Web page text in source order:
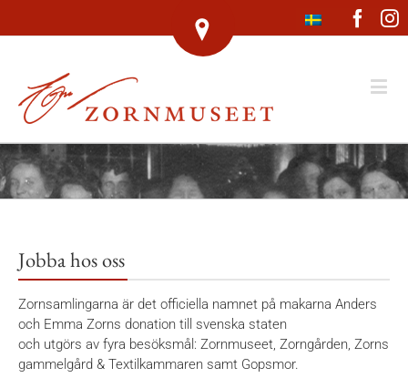
Jobba hos oss
Zornsamlingarna är det officiella namnet på makarna Anders
och Emma Zorns donation till svenska staten
och utgörs av fyra besöksmål: Zornmuseet, Zorngården, Zorns
gammelgård & Textilkammaren samt Gopsmor.